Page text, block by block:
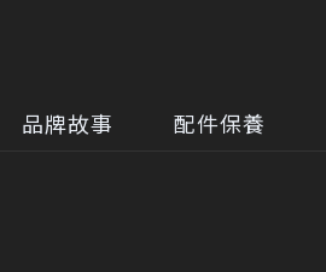
品牌故事 配件保養